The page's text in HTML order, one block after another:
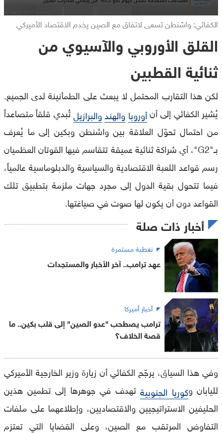
الكفائي: واشنطن تسعى لاتفاق مع الصين يخدم الاقتصاد الأميركي
القلق الأوروبي والآسيوي من
ثنائية القطبين
لكن هذا التقارب المحتمل لا يبعث على الطمأنينة لدى الجميع.
يُشير الكفائي إلى أنأوروبا والهند والبرازيلتُبدي قلقاً متصاعداً
من احتمال تحوّل العلاقة بين واشنطن وبكين إلى ما يُعرف
بـ"G2"، أي شراكة ثنائية عميقة تتقاسم فيها القوتان العظميان
رسم قواعد اللعبة الاقتصادية والسياسية والدبلوماسية عالمياً،
فيما تتحول بقية الدول إلى مجرد جهات ملزمة بتطبيق تلك
القواعد دون أن يكون لها صوت في صياغتها.
أخبار ذات صلة
تغطية مستمرة
عهد ترامب.. آخر الأخبار والمستجدات
أخبار أميركا
ترامب يصطحب "عدو الصين" إلى قلب بكين.. ما
قصة الخلاف؟
وفي هذا السياق، يرجّح الكفائي أن زيارة وزير الخارجية الأميركي
لليابان وكوريا الجنوبية تهدف في جوهرها إلى تطمين هذين
الحليفين الاستراتيجيين والاقتصاديين، وإطلاعهما على ملفات
التفاوض المرتقب مع الصين، وعلى القضايا التي تعتزم